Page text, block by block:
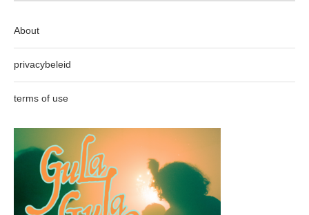
About
privacybeleid
terms of use